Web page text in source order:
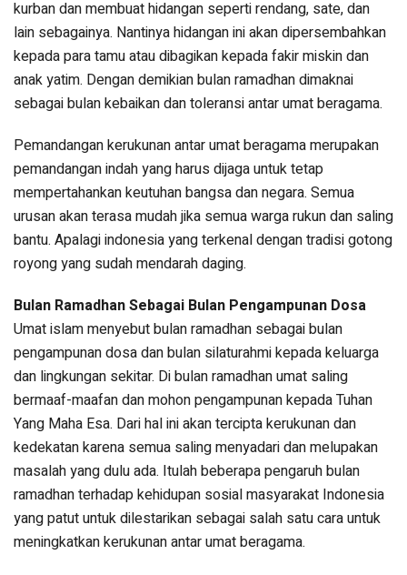
kurban dan membuat hidangan seperti rendang, sate, dan
lain sebagainya. Nantinya hidangan ini akan dipersembahkan
kepada para tamu atau dibagikan kepada fakir miskin dan
anak yatim. Dengan demikian bulan ramadhan dimaknai
sebagai bulan kebaikan dan toleransi antar umat beragama.
Pemandangan kerukunan antar umat beragama merupakan
pemandangan indah yang harus dijaga untuk tetap
mempertahankan keutuhan bangsa dan negara. Semua
urusan akan terasa mudah jika semua warga rukun dan saling
bantu. Apalagi indonesia yang terkenal dengan tradisi gotong
royong yang sudah mendarah daging.
Bulan Ramadhan Sebagai Bulan Pengampunan Dosa
Umat islam menyebut bulan ramadhan sebagai bulan
pengampunan dosa dan bulan silaturahmi kepada keluarga
dan lingkungan sekitar. Di bulan ramadhan umat saling
bermaaf-maafan dan mohon pengampunan kepada Tuhan
Yang Maha Esa. Dari hal ini akan tercipta kerukunan dan
kedekatan karena semua saling menyadari dan melupakan
masalah yang dulu ada. Itulah beberapa pengaruh bulan
ramadhan terhadap kehidupan sosial masyarakat Indonesia
yang patut untuk dilestarikan sebagai salah satu cara untuk
meningkatkan kerukunan antar umat beragama.